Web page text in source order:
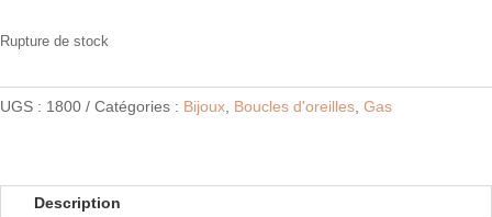
Rupture de stock
UGS : 1800 Catégories : Bijoux Boucles d'oreilles Gas
Description